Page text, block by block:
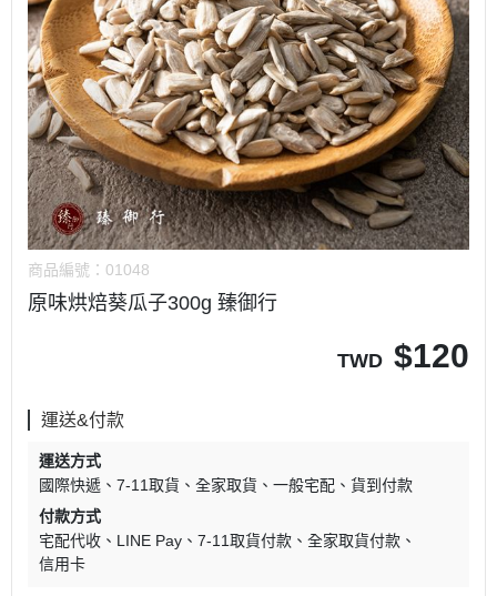
商品編號： 01048
原味烘焙葵瓜子300g 臻御行
TWD $120
運送&付款
運送方式
國際快遞
7-11取貨 全家取貨 一般宅配
貨到付款
付款方式
宅配代收
LINE Pay 7-11取貨付款
全家取貨付款
信用卡